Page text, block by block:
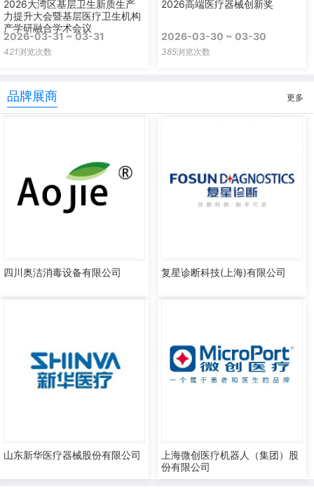
2026大湾区基层卫生新质生产
力提升大会暨基层医疗卫生机构
产学研融合学术会议
2026-03-31 ~ 03-31
421浏览次数
2026高端医疗器械创新奖
2026-03-30 ~ 03-30
385浏览次数
品牌展商 更多
四川奥洁消毒设备有限公司 复星诊断科技(上海)有限公司
山东新华医疗器械股份有限公司
上海微创医疗机器人（集团）股
份有限公司